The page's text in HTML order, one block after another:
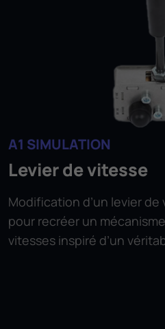
A1 SIMULATION
Levier de vitesse
Modification d’un levier
pour recréer un
vitesses inspiré d’un